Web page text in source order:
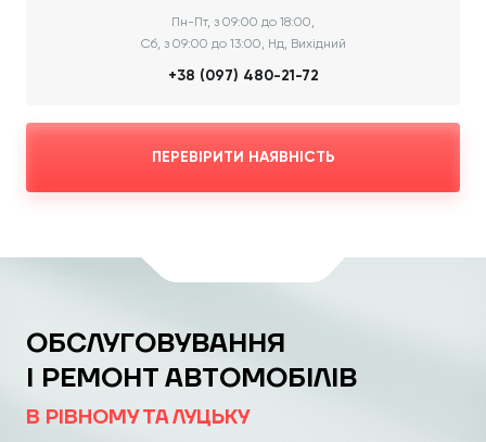
Пн-Пт, з 09:00 до 18:00,
Сб, з 09:00 до 13:00, Нд, Вихідний
+38 (097) 480-21-72
ПЕРЕВІРИТИ НАЯВНІСТЬ
ОБСЛУГОВУВАННЯ
І РЕМОНТ АВТОМОБІЛІВ
В РІВНОМУ ТА ЛУЦЬКУ